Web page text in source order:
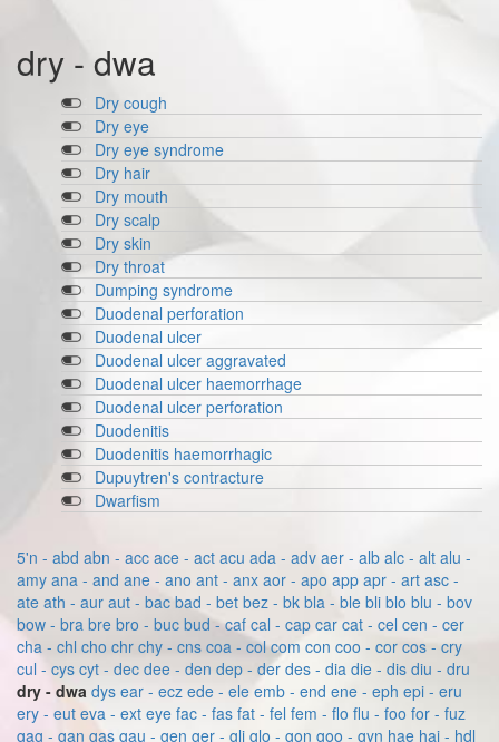
dry - dwa
Dry cough
Dry eye
Dry eye syndrome
Dry hair
Dry mouth
Dry scalp
Dry skin
Dry throat
Dumping syndrome
Duodenal perforation
Duodenal ulcer
Duodenal ulcer aggravated
Duodenal ulcer haemorrhage
Duodenal ulcer perforation
Duodenitis
Duodenitis haemorrhagic
Dupuytren's contracture
Dwarfism
5'n - abd abn - acc ace - act acu ada - adv aer - alb alc - alt alu -
amy ana - and ane - ano ant - anx aor - apo app apr - art asc -
ate ath - aur aut - bac bad - bet bez - bk bla - ble bli blo blu - bov
bow - bra bre bro - buc bud - caf cal - cap car cat - cel cen - cer
cha - chl cho chr chy - cns coa - colcom con coo - cor cos - cry
cul - cys cyt - dec dee - den dep - der des - dia die - dis diu - dru
dry - dwa dys ear - ecz ede - ele emb - end ene - eph epi - eru
ery - eut eva - ext eye fac - fas fat - fel fem - flo flu - foo for - fuz
gag - gan gas gau - gen ger - gli glo - gon goo - gyn hae hai - hdl